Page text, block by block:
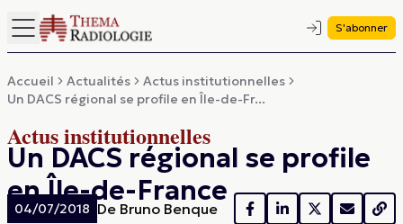
S'abonner
Accueil Actualités
Actus institutionnelles
Un DACS régional se profile en Île-de-Fr...
Actus institutionnelles
Un DACS régional se profile
en Île-de-France
04/07/2018 De Bruno Benque